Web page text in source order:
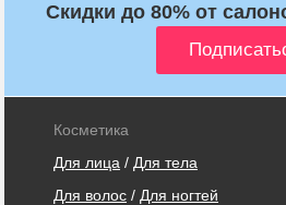
Скидки до 80% от
Косметика
Для лица / Для тела
Для волос / Для ногтей